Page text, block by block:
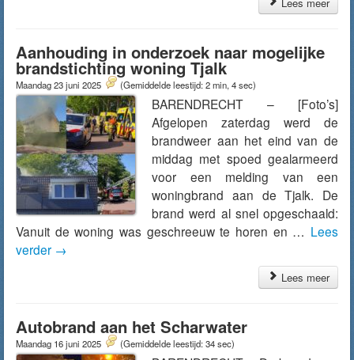
Aanhouding in onderzoek naar mogelijke
brandstichting woning Tjalk
Maandag 23 juni 2025 (Gemiddelde leestijd: 2 min, 4 sec)
BARENDRECHT – [Foto’s]
Afgelopen zaterdag werd de
brandweer aan het eind van de
middag met spoed gealarmeerd
voor een melding van een
woningbrand aan de Tjalk. De
brand werd al snel opgeschaald:
Vanuit de woning was geschreeuw te horen en … Lees
verder →
Lees meer
Autobrand aan het Scharwater
Maandag 16 juni 2025 (Gemiddelde leestijd: 34 sec)